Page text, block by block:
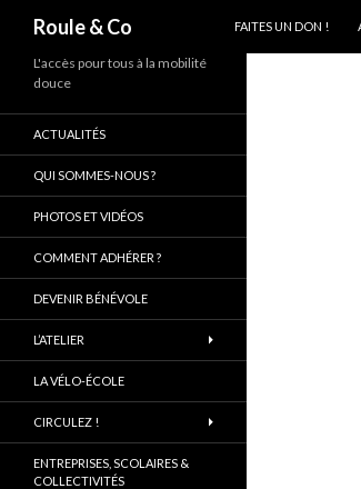
Roule & Co
FAITES UN DON !
L'accès pour tous à la mobilité
douce
ACTUALITÉS
QUI SOMMES-NOUS ?
PHOTOS ET VIDÉOS
COMMENT ADHÉRER ?
DEVENIR BÉNÉVOLE
L’ATELIER
LA VÉLO-ÉCOLE
CIRCULEZ !
ENTREPRISES, SCOLAIRES &
COLLECTIVITÉS